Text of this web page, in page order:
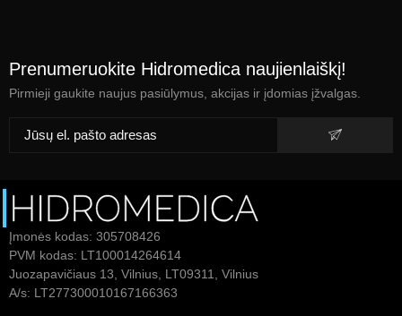
Prenumeruokite Hidromedica naujienlaiškį!
Pirmieji gaukite naujus pasiūlymus, akcijas ir įdomias įžvalgas.
Įmonės kodas: 305708426
PVM kodas: LT100014264614
Juozapavičiaus 13, Vilnius, LT09311, Vilnius
A/s: LT277300010167166363